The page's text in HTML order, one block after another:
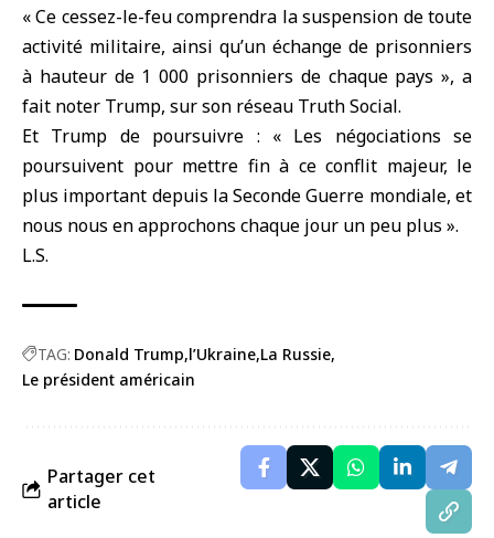
« Ce cessez-le-feu comprendra la suspension de toute
activité militaire, ainsi qu’un échange de prisonniers
à hauteur de 1 000 prisonniers de chaque pays », a
fait noter Trump, sur son réseau Truth Social.
Et Trump de poursuivre : « Les négociations se
poursuivent pour mettre fin à ce conflit majeur, le
plus important depuis la Seconde Guerre mondiale, et
nous nous en approchons chaque jour un peu plus ».
L.S.
TAG: Donald Trump l’Ukraine La Russie
Le président américain
Partager cet
article